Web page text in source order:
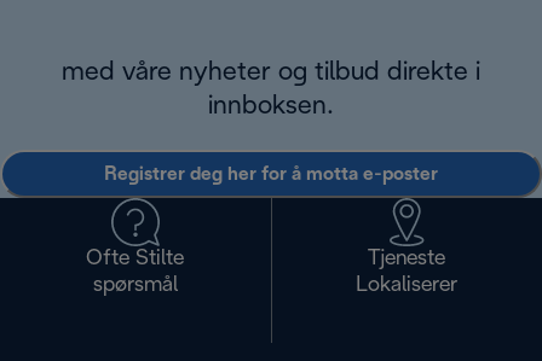
med våre nyheter og tilbud direkte i
innboksen.
Registrer deg her for å motta e-poster
Ofte Stilte
spørsmål
Tjeneste
Lokaliserer